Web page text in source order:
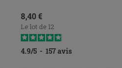
Prix
8,40 €
Le lot de 12
4.9/5 - 157avis